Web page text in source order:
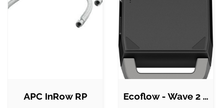
APC InRow RP Ecoflow - Wave 2 Transportabel Air…